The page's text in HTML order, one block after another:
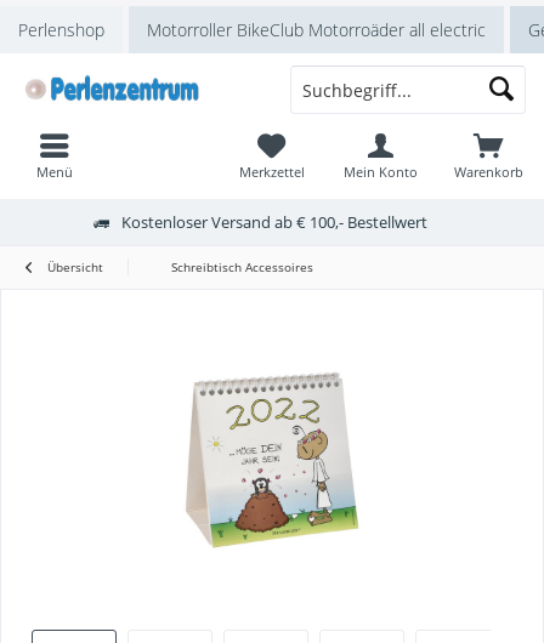
Perlenshop Motorroller BikeClub Motorroäder all electric
Kostenloser Versand ab € 100,- Bestellwert
Warenkorb
Merkzettel Mein Konto
Menü
Übersicht Schreibtisch Accessoires